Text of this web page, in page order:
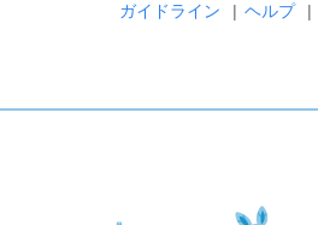
ガイドライン
| ヘルプ |